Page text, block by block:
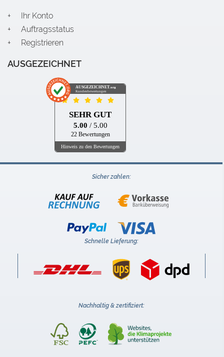
Ihr Konto
Auftragsstatus
Registrieren
AUSGEZEICHNET
AUSGEZEICHNET .org
Kundenbewertungen
SEHR GUT
5.00 / 5.00
22 Bewertungen
Hinweis zu den Bewertungen
Sicher zahlen:
Schnelle Lieferung:
Nachhaltig & zertifiziert: